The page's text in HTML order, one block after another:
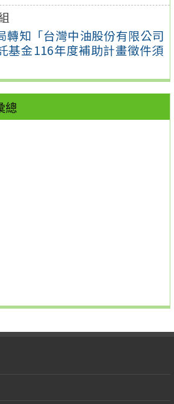
轉知「台灣中油股份有限公司
基金116年度補助計畫徵件須
總